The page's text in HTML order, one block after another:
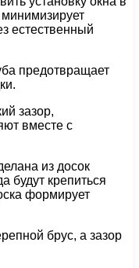
естественный
предотвращает
зазор,
вместе с
из досок
будут крепиться
формирует
брус, а зазор